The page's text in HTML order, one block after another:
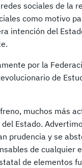
sociales de la
como motivo
intención del
por la
de
muchos más
Estado.
prudencia y se
de cualquier
de elementos